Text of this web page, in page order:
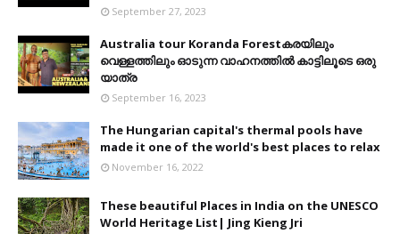
September 27, 2023
Australia tour Koranda Forestകരയിലും
വെള്ളത്തിലും ഓടുന്ന വാഹനത്തിൽ കാട്ടിലൂടെ ഒരു
യാത്ര
September 16, 2023
The Hungarian capital's thermal pools have
made it one of the world's best places to relax
November 16, 2022
These beautiful Places in India on the UNESCO
World Heritage List| Jing Kieng Jri